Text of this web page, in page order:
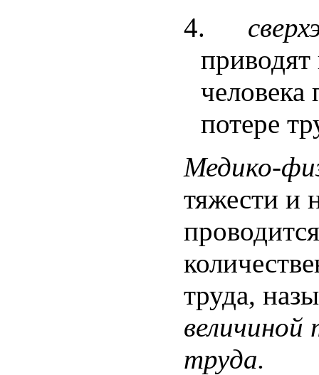
4.
человека
потере
Медико-
тяжести и
труда,
труда.